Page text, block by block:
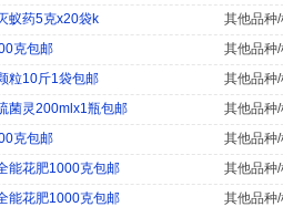
蚁药5克x20袋k
其他品种
克包邮
其他品种
粒10斤1袋包邮
其他品种
菌灵200mlx1瓶包邮
其他品种
克包邮
其他品种
能花肥1000克包邮
其他品种
能花肥1000克包邮
其他品种